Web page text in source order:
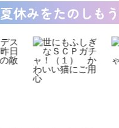
夏休みをたのしも